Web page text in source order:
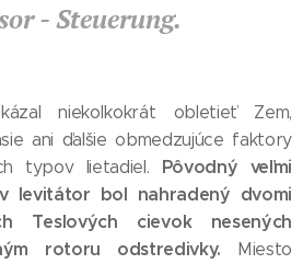
- Steuerung.
niekoľkokrát obletieť Zem,
ani ďalšie obmedzujúce faktory
typov lietadiel. Pôvodný veľmi
levitátor bol nahradený dvomi
Teslových cievok nesených
rotoru odstredivky.
Miesto